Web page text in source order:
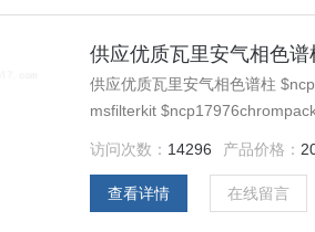
供应优质瓦里安气相色谱
供应优质瓦里安气相色谱柱 $ncp17973filtercp-gascleangc-ms $ncp17974chrompackgascleangc-
msfilterkit $ncp17976chrompackgascleangc-msfilterkit $n注：同时提供瓦里安其他型号的气相色谱
访问次数： 14296 产品价格：
查看详情 在线留言